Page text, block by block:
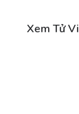
Xem Tử Vi